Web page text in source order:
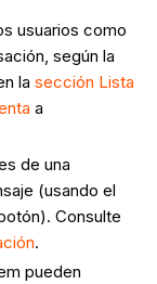
usuarios como
según la
lasección Lista
a
de una
(usando el
Consulte
.
pueden